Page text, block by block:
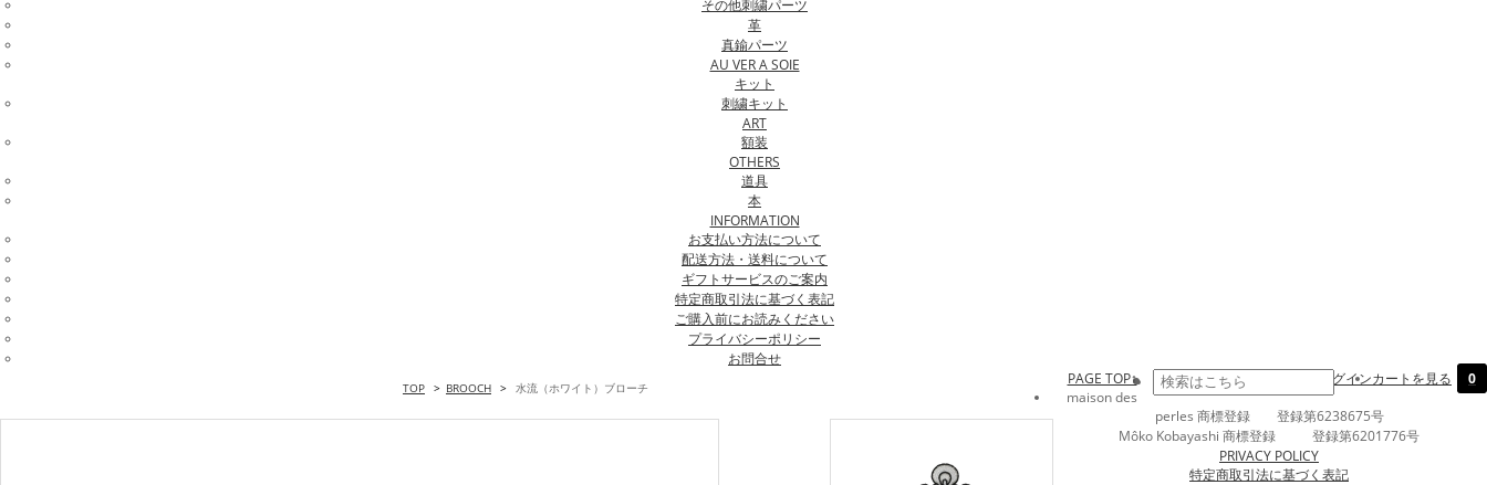
その他刺繍パーツ
革
真鍮パーツ
AU VER A SOIE
キット
刺繍キット
ART
額装
OTHERS
道具
本
INFORMATION
お支払い方法について
配送方法・送料について
ギフトサービスのご案内
特定商取引法に基づく表記
ご購入前にお読みください
プライバシーポリシー
お問合せ
カートを見る
0
ログイン
TOP > BROOCH > 水流（ホワイト）ブローチ
PAGE TOP↑
maison des
perles 商標登録 登録第6238675号
Môko Kobayashi 商標登録 登録第6201776号
PRIVACY POLICY
特定商取引法に基づく表記